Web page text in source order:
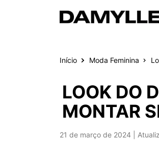
Início Moda Feminina
LOOK DO
MONTAR
Publicado em
21 de março de 2024